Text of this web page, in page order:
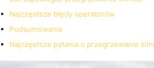
Najczęstsze błędy operatorów
Podsumowanie
Najczęstsze pytania o przegrzewanie